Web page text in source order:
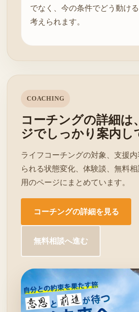
でなく、今の条件でどう動け
考えられます。
COACHING
コーチングの詳細は
ジでしっかり案内し
ライフコーチングの対象、支援
られる状態変化、体験談、無料
用のページにまとめています。
コーチングの詳細を見る
無料相談へ進む